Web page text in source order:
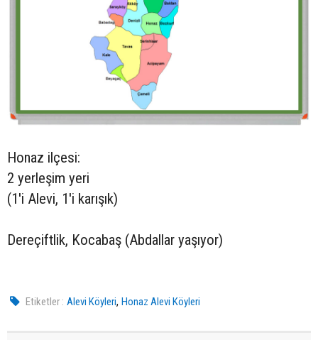
Honaz ilçesi:
2 yerleşim yeri
(1'i Alevi, 1'i karışık)
Dereçiftlik, Kocabaş (Abdallar yaşıyor)
Etiketler : Alevi Köyleri,Honaz Alevi Köyleri